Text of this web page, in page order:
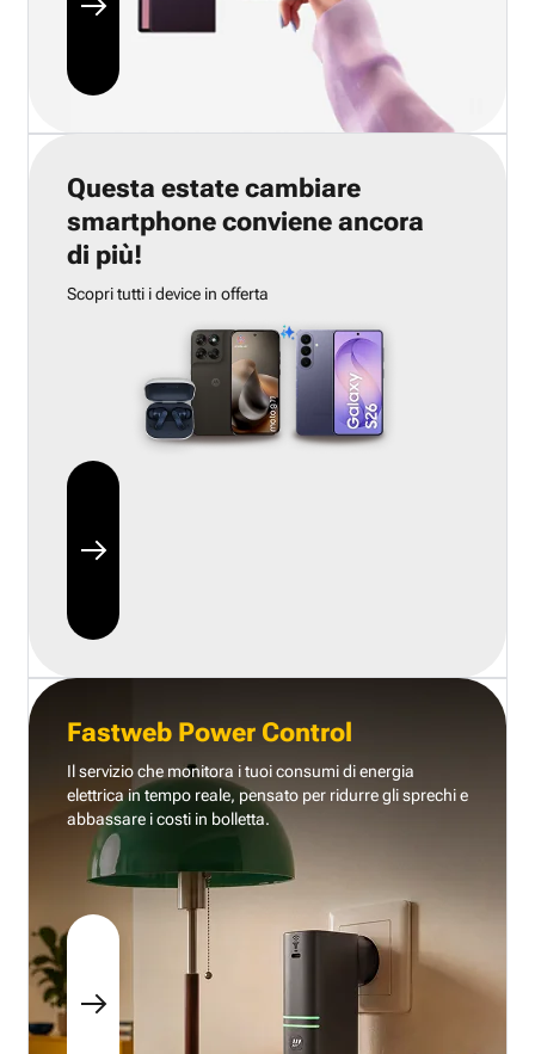
Questa estate cambiare
smartphone conviene ancora
di più!
Scopri tutti i device in offerta
Fastweb Power Control
Il servizio che monitora i tuoi consumi di energia
elettrica in tempo reale, pensato per ridurre gli sprechi e
abbassare i costi in bolletta.